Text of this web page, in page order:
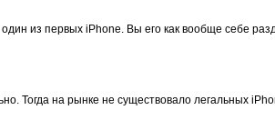
из первых iPhone. Вы его как вообще себе
Тогда на рынке не существовало легальных